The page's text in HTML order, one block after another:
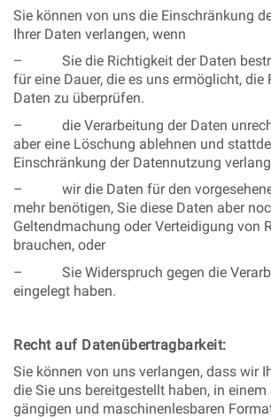
Sie können von uns die Einschränkung
Ihrer Daten verlangen, wenn
– Sie die Richtigkeit der Daten
für eine Dauer, die es uns ermöglicht, die
Daten zu überprüfen.
– die Verarbeitung der Daten
aber eine Löschung ablehnen und
Einschränkung der Datennutzung
– wir die Daten für den
mehr benötigen, Sie diese Daten aber
Geltendmachung oder Verteidigung von
brauchen, oder
– Sie Widerspruch gegen die
eingelegt haben.
Recht auf Datenübertragbarkeit:
Sie können von uns verlangen, dass wir
die Sie uns bereitgestellt haben, in
gängigen und maschinenlesbaren